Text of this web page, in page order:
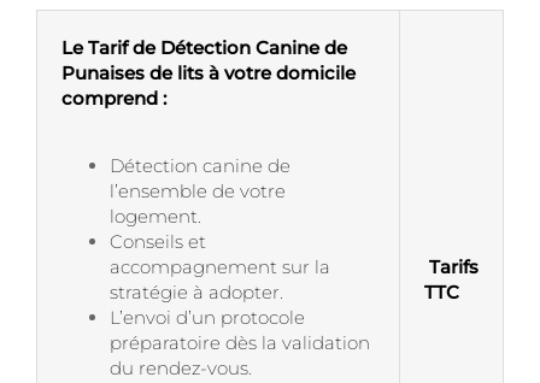
Le Tarif de Détection Canine de
Punaises de lits à votre domicile
comprend :
Détection canine de
l’ensemble de votre
logement.
Conseils et
accompagnement sur la
stratégie à adopter.
L’envoi d’un protocole
préparatoire dès la validation
du rendez-vous.
Tarifs
TTC